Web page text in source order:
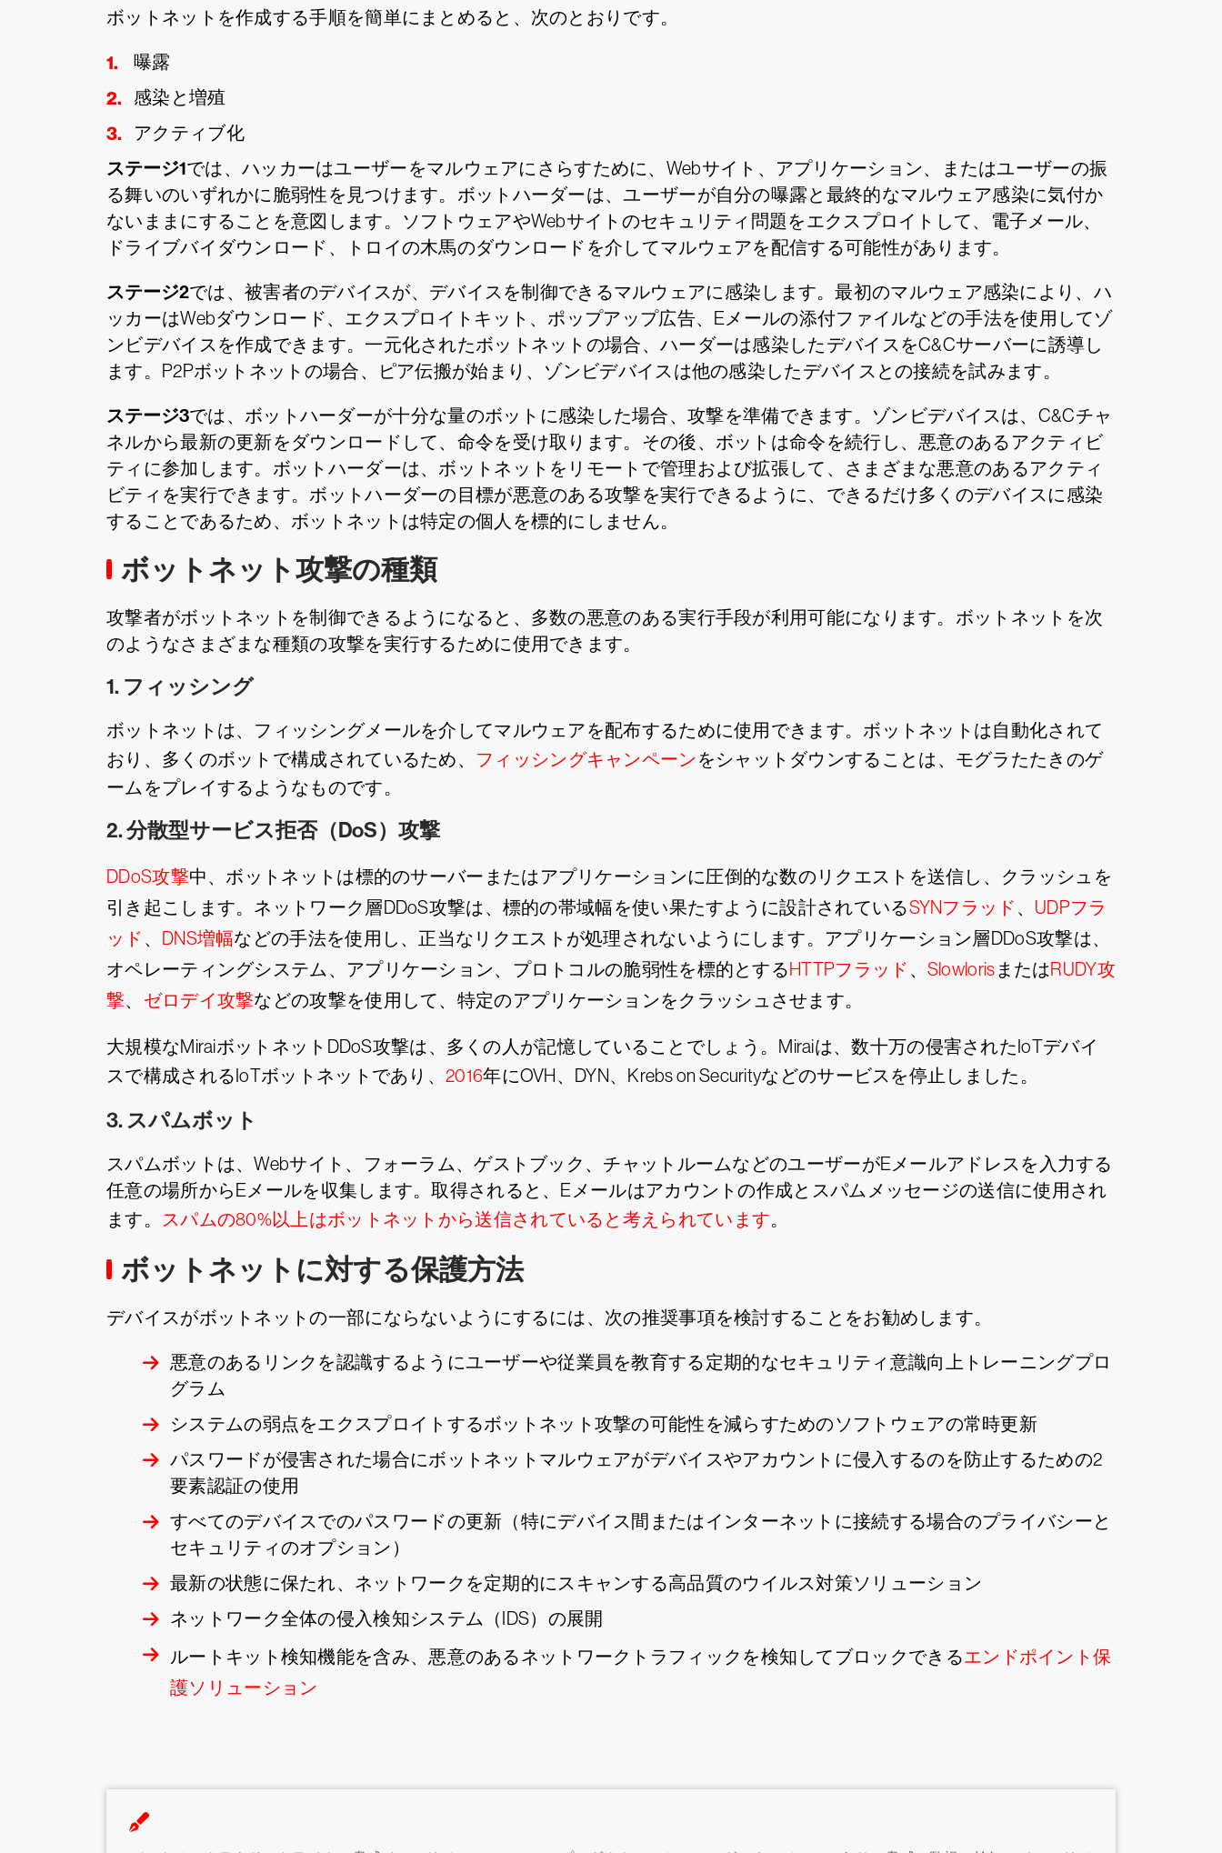
ボットネットを作成する手順を簡単にまとめると、次のとおりです。
曝露
感染と増殖
アクティブ化
ステージ1では、ハッカーはユーザーをマルウェアにさらすために、Webサイト、アプリケーション、またはユーザーの振
る舞いのいずれかに脆弱性を見つけます。ボットハーダーは、ユーザーが自分の曝露と最終的なマルウェア感染に気付か
ないままにすることを意図します。ソフトウェアやWebサイトのセキュリティ問題をエクスプロイトして、電子メール、
ドライブバイダウンロード、トロイの木馬のダウンロードを介してマルウェアを配信する可能性があります。
ステージ2では、被害者のデバイスが、デバイスを制御できるマルウェアに感染します。最初のマルウェア感染により、ハ
ッカーはWebダウンロード、エクスプロイトキット、ポップアップ広告、Eメールの添付ファイルなどの手法を使用してゾ
ンビデバイスを作成できます。一元化されたボットネットの場合、ハーダーは感染したデバイスをC&Cサーバーに誘導し
ます。P2Pボットネットの場合、ピア伝搬が始まり、ゾンビデバイスは他の感染したデバイスとの接続を試みます。
ステージ3では、ボットハーダーが十分な量のボットに感染した場合、攻撃を準備できます。ゾンビデバイスは、C&Cチャ
ネルから最新の更新をダウンロードして、命令を受け取ります。その後、ボットは命令を続行し、悪意のあるアクティビ
ティに参加します。ボットハーダーは、ボットネットをリモートで管理および拡張して、さまざまな悪意のあるアクティ
ビティを実行できます。ボットハーダーの目標が悪意のある攻撃を実行できるように、できるだけ多くのデバイスに感染
することであるため、ボットネットは特定の個人を標的にしません。
ボットネット攻撃の種類
攻撃者がボットネットを制御できるようになると、多数の悪意のある実行手段が利用可能になります。ボットネットを次
のようなさまざまな種類の攻撃を実行するために使用できます。
1. フィッシング
ボットネットは、フィッシングメールを介してマルウェアを配布するために使用できます。ボットネットは自動化されて
おり、多くのボットで構成されているため、 フィッシングキャンペーンをシャットダウンすることは、モグラたたきのゲ
ームをプレイするようなものです。
2. 分散型サービス拒否（DoS）攻撃
DDoS攻撃中、ボットネットは標的のサーバーまたはアプリケーションに圧倒的な数のリクエストを送信し、クラッシュを
引き起こします。ネットワーク層DDoS攻撃は、標的の帯域幅を使い果たすように設計されているSYNフラッド 、 UDPフラ
ッド 、 DNS増幅などの手法を使用し、正当なリクエストが処理されないようにします。アプリケーション層DDoS攻撃は、
オペレーティングシステム、アプリケーション、プロトコルの脆弱性を標的とするHTTPフラッド 、 Slowloris またはRUDY攻
撃、 ゼロデイ攻撃などの攻撃を使用して、特定のアプリケーションをクラッシュさせます。
大規模なMiraiボットネットDDoS攻撃は、多くの人が記憶していることでしょう。Miraiは、数十万の侵害されたIoTデバイ
スで構成されるIoTボットネットであり、 2016年にOVH、DYN、Krebs on Securityなどのサービスを停止しました。
3. スパムボット
スパムボットは、Webサイト、フォーラム、ゲストブック、チャットルームなどのユーザーがEメールアドレスを入力する
任意の場所からEメールを収集します。取得されると、Eメールはアカウントの作成とスパムメッセージの送信に使用され
ます。
スパムの80%以上はボットネットから送信されていると考えられています。
ボットネットに対する保護方法
デバイスがボットネットの一部にならないようにするには、次の推奨事項を検討することをお勧めします。
悪意のあるリンクを認識するようにユーザーや従業員を教育する定期的なセキュリティ意識向上トレーニングプロ
グラム
システムの弱点をエクスプロイトするボットネット攻撃の可能性を減らすためのソフトウェアの常時更新
パスワードが侵害された場合にボットネットマルウェアがデバイスやアカウントに侵入するのを防止するための2
要素認証の使用
すべてのデバイスでのパスワードの更新（特にデバイス間またはインターネットに接続する場合のプライバシーと
セキュリティのオプション）
最新の状態に保たれ、ネットワークを定期的にスキャンする高品質のウイルス対策ソリューション
ネットワーク全体の侵入検知システム（IDS）の展開
ルートキット検知機能を含み、悪意のあるネットワークトラフィックを検知してブロックできるエンドポイント保
護ソリューション